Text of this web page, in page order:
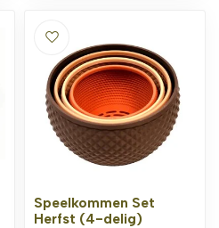
Speelkommen Set
Herfst (4-delig)